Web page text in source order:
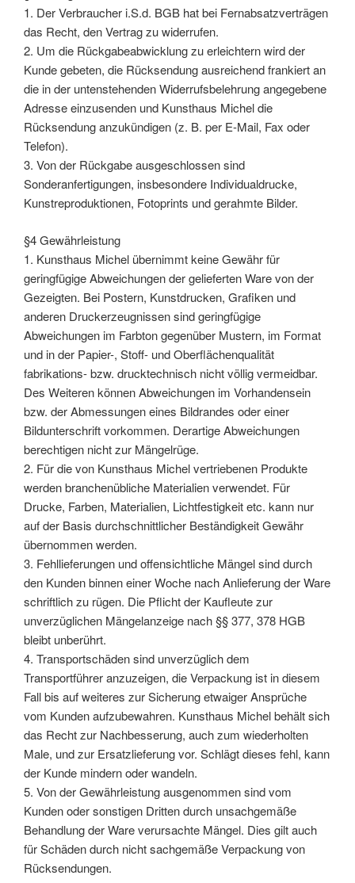
1. Der Verbraucher i.S.d. BGB hat bei Fernabsatzverträgen
das Recht, den Vertrag zu widerrufen.
2. Um die Rückgabeabwicklung zu erleichtern wird der
Kunde gebeten, die Rücksendung ausreichend frankiert an
die in der untenstehenden Widerrufsbelehrung angegebene
Adresse einzusenden und Kunsthaus Michel die
Rücksendung anzukündigen (z. B. per E-Mail, Fax oder
Telefon).
3. Von der Rückgabe ausgeschlossen sind
Sonderanfertigungen, insbesondere Individualdrucke,
Kunstreproduktionen, Fotoprints und gerahmte Bilder.
§4 Gewährleistung
1. Kunsthaus Michel übernimmt keine Gewähr für
geringfügige Abweichungen der gelieferten Ware von der
Gezeigten. Bei Postern, Kunstdrucken, Grafiken und
anderen Druckerzeugnissen sind geringfügige
Abweichungen im Farbton gegenüber Mustern, im Format
und in der Papier-, Stoff- und Oberflächenqualität
fabrikations- bzw. drucktechnisch nicht völlig vermeidbar.
Des Weiteren können Abweichungen im Vorhandensein
bzw. der Abmessungen eines Bildrandes oder einer
Bildunterschrift vorkommen. Derartige Abweichungen
berechtigen nicht zur Mängelrüge.
2. Für die von Kunsthaus Michel vertriebenen Produkte
werden branchenübliche Materialien verwendet. Für
Drucke, Farben, Materialien, Lichtfestigkeit etc. kann nur
auf der Basis durchschnittlicher Beständigkeit Gewähr
übernommen werden.
3. Fehllieferungen und offensichtliche Mängel sind durch
den Kunden binnen einer Woche nach Anlieferung der Ware
schriftlich zu rügen. Die Pflicht der Kaufleute zur
unverzüglichen Mängelanzeige nach §§ 377, 378 HGB
bleibt unberührt.
4. Transportschäden sind unverzüglich dem
Transportführer anzuzeigen, die Verpackung ist in diesem
Fall bis auf weiteres zur Sicherung etwaiger Ansprüche
vom Kunden aufzubewahren. Kunsthaus Michel behält sich
das Recht zur Nachbesserung, auch zum wiederholten
Male, und zur Ersatzlieferung vor. Schlägt dieses fehl, kann
der Kunde mindern oder wandeln.
5. Von der Gewährleistung ausgenommen sind vom
Kunden oder sonstigen Dritten durch unsachgemäße
Behandlung der Ware verursachte Mängel. Dies gilt auch
für Schäden durch nicht sachgemäße Verpackung von
Rücksendungen.